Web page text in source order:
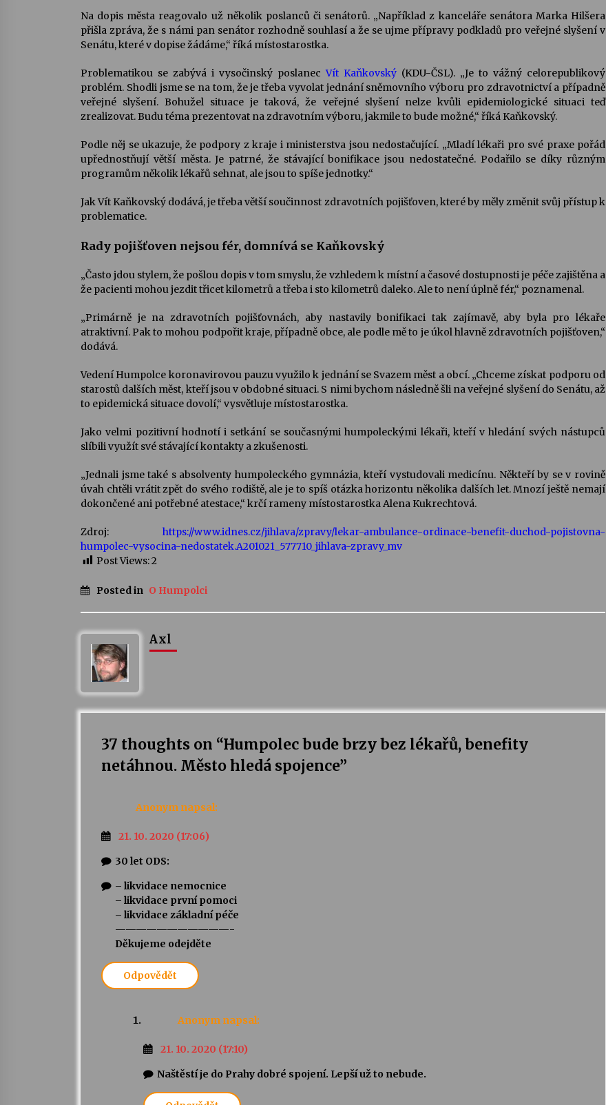
Na dopis města reagovalo už několik poslanců či senátorů. „Například z kanceláře senátora Marka Hilšera
přišla zpráva, že s námi pan senátor rozhodně souhlasí a že se ujme přípravy podkladů pro veřejné slyšení v
Senátu, které v dopise žádáme,“ říká místostarostka.
Problematikou se zabývá i vysočinský poslanecVít Kaňkovský (KDU-ČSL). „Je to vážný celorepublikový
problém. Shodli jsme se na tom, že je třeba vyvolat jednání sněmovního výboru pro zdravotnictví a případně
veřejné slyšení. Bohužel situace je taková, že veřejné slyšení nelze kvůli epidemiologické situaci teď
zrealizovat. Budu téma prezentovat na zdravotním výboru, jakmile to bude možné,“ říká Kaňkovský.
Podle něj se ukazuje, že podpory z kraje i ministerstva jsou nedostačující. „Mladí lékaři pro své praxe pořád
upřednostňují větší města. Je patrné, že stávající bonifikace jsou nedostatečné. Podařilo se díky různým
programům několik lékařů sehnat, ale jsou to spíše jednotky.“
Jak Vít Kaňkovský dodává, je třeba větší součinnost zdravotních pojišťoven, které by měly změnit svůj přístup k
problematice.
Rady pojišťoven nejsou fér, domnívá se Kaňkovský
„Často jdou stylem, že pošlou dopis v tom smyslu, že vzhledem k místní a časové dostupnosti je péče zajištěna a
že pacienti mohou jezdit třicet kilometrů a třeba i sto kilometrů daleko. Ale to není úplně fér,“ poznamenal.
„Primárně je na zdravotních pojišťovnách, aby nastavily bonifikaci tak zajímavě, aby byla pro lékaře
atraktivní. Pak to mohou podpořit kraje, případně obce, ale podle mě to je úkol hlavně zdravotních pojišťoven,“
dodává.
Vedení Humpolce koronavirovou pauzu využilo k jednání se Svazem měst a obcí. „Chceme získat podporu od
starostů dalších měst, kteří jsou v obdobné situaci. S nimi bychom následně šli na veřejné slyšení do Senátu, až
to epidemická situace dovolí,“ vysvětluje místostarostka.
Jako velmi pozitivní hodnotí i setkání se současnými humpoleckými lékaři, kteří v hledání svých nástupců
slíbili využít své stávající kontakty a zkušenosti.
„Jednali jsme také s absolventy humpoleckého gymnázia, kteří vystudovali medicínu. Někteří by se v rovině
úvah chtěli vrátit zpět do svého rodiště, ale je to spíš otázka horizontu několika dalších let. Mnozí ještě nemají
dokončené ani potřebné atestace,“ krčí rameny místostarostka Alena Kukrechtová.
Zdroj: https://www.idnes.cz/jihlava/zpravy/lekar-ambulance-ordinace-benefit-duchod-pojistovna-
humpolec-vysocina-nedostatek.A201021_577710_jihlava-zpravy_mv
Post Views:2
Posted in O Humpolci
Axl
37 thoughts on “Humpolec bude brzy bez lékařů, benefity
netáhnou. Město hledá spojence”
Anonym napsal:
21. 10. 2020 (17:06)
30 let ODS:
– likvidace nemocnice
– likvidace první pomoci
– likvidace základní péče
———————————-
Děkujeme odejděte
Odpovědět
Anonym napsal:
21. 10. 2020 (17:10)
Naštěstí je do Prahy dobré spojení. Lepší už to nebude.